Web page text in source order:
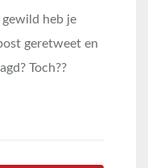
gewild heb je
geretweet en
Toch??